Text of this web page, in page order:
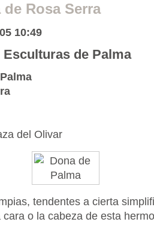
Rosa Serra
10:49
Esculturas de Palma
del Olivar
tendentes a cierta
o la cabeza de esta